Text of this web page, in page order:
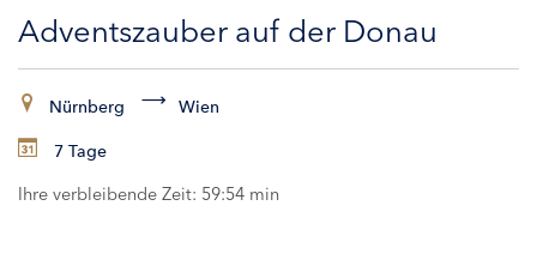
KABINEN
Adventszauber auf der Donau
Nürnberg Wien
7 Tage
Ihre verbleibende Zeit: 59:53 min